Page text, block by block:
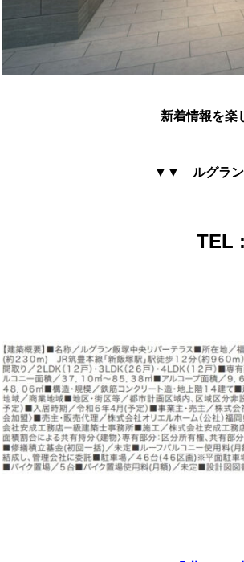
新着情報を楽
▼▼ ルグラン
TEL :